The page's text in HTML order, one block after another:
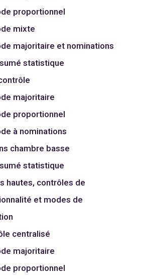
proportionnel
mixte
majoritaire et nominations
statistique
majoritaire
proportionnel
à nominations
chambre basse
statistique
hautes, contrôles de
et modes de
centralisé
majoritaire
proportionnel